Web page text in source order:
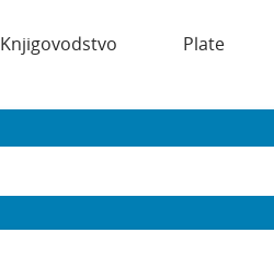
Knjigovodstvo Plate